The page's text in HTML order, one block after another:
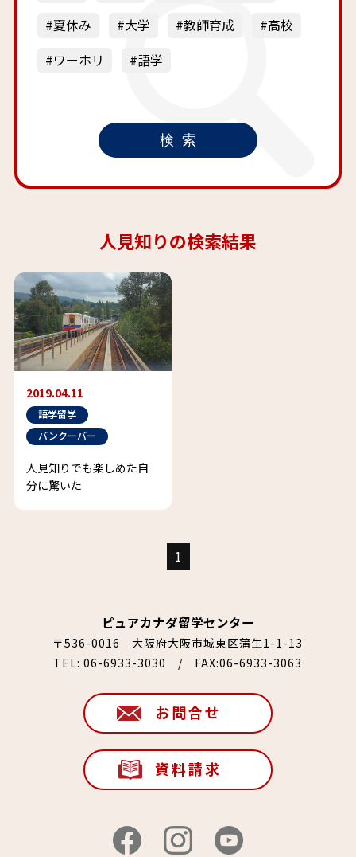
夏休み
大学 教師育成
高校
ワーホリ
語学
人見知りの検索結果
2019.04.11
語学留学
バンクーバー
人見知りでも楽しめた自
分に驚いた
1
ピュアカナダ留学センター
〒536-0016 大阪府大阪市城東区蒲生1-1-13
TEL:06-6933-3030 / FAX:06-6933-3063
お問合せ
資料請求